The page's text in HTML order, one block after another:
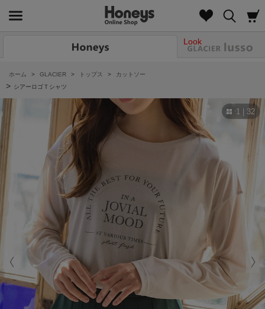
Look
ホーム > GLACIER > トップス > カットソー
> シアーロゴＴシャツ
1 | 32